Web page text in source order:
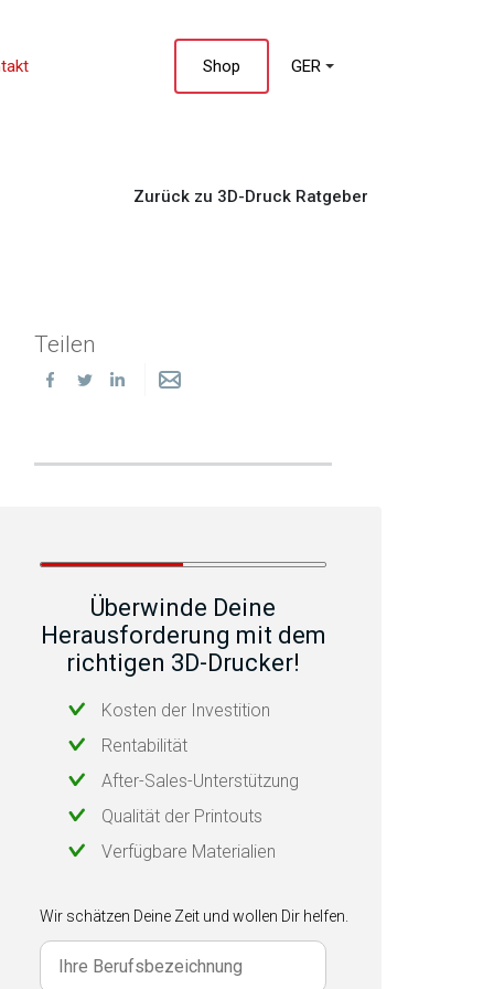
Shop GER
Zurück zu 3D-Druck Ratgeber
Teilen
Überwinde Deine
Herausforderung mit dem
richtigen 3D-Drucker!
Kosten der Investition
Rentabilität
After-Sales-Unterstützung
Qualität der Printouts
Verfügbare Materialien
Wir schätzen Deine Zeit und wollen Dir helfen.